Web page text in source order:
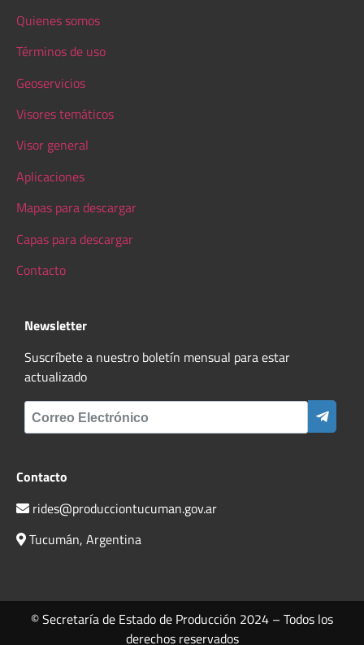
Quienes somos
Términos de uso
Geoservicios
Visores temáticos
Visor general
Aplicaciones
Mapas para descargar
Capas para descargar
Contacto
Newsletter
Suscríbete a nuestro boletín mensual para estar
actualizado
Contacto
rides@producciontucuman.gov.ar
Tucumán, Argentina
© Secretaría de Estado de Producción 2024 – Todos los
derechos reservados